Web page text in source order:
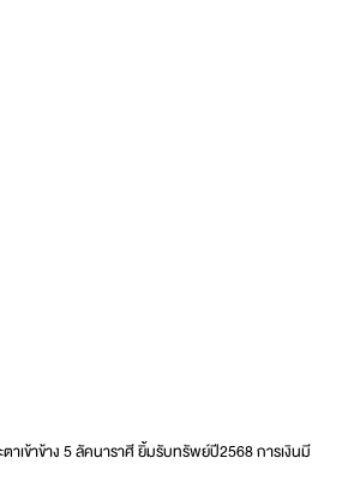
ตาเข้าข้าง 5 ลัคนาราศี ยิ้มรับทรัพย์ปี2568 การเงินมี